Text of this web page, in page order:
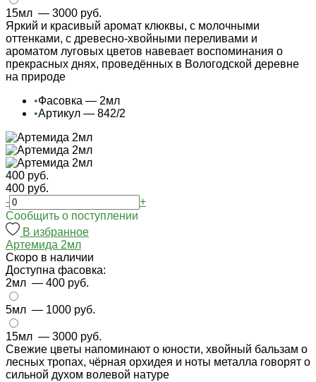
15мл — 3000 руб.
Яркий и красивый аромат клюквы, с молочными
оттенками, с древесно-хвойными переливами и
ароматом луговых цветов навевает воспоминания о
прекрасных днях, проведённых в Вологодской деревне
на природе
•Фасовка — 2мл
•Артикул — 842/2
400 руб.
400 руб.
-
+
Cообщить о поступлении
В избранное
Артемида 2мл
Cкоро в наличии
Доступна фасовка:
2мл — 400 руб.
5мл — 1000 руб.
15мл — 3000 руб.
Свежие цветы напоминают о юности, хвойный бальзам о
лесных тропах, чёрная орхидея и ноты металла говорят о
сильной духом волевой натуре